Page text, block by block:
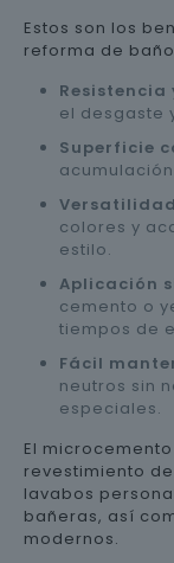
Estos son los
reforma de
el desgaste
Superficie
colores y
estilo.
Aplicación
cemento o
tiempos de
Fácil
neutros sin
especiales.
El
revestimiento
lavabos
bañeras, así
modernos.